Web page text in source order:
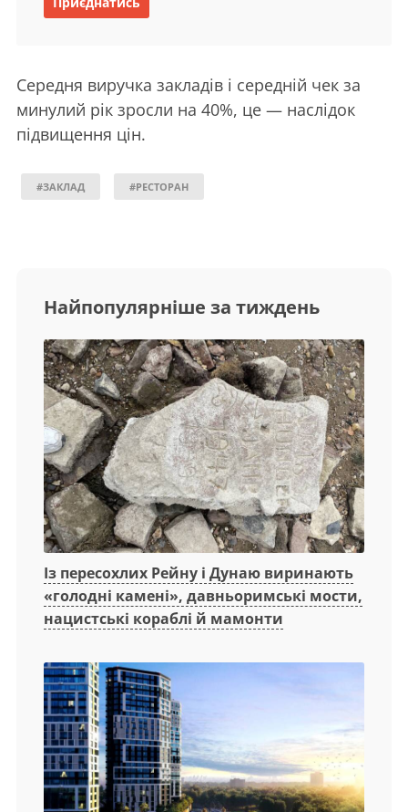
Середня виручка закладів і середній чек за
минулий рік зросли на 40%, це — наслідок
підвищення цін.
#ЗАКЛАД #РЕСТОРАН
Найпопулярніше за тиждень
Із пересохлих Рейну і Дунаю виринають
«голодні камені», давньоримські мости,
нацистські кораблі й мамонти